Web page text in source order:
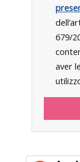
679/
aver